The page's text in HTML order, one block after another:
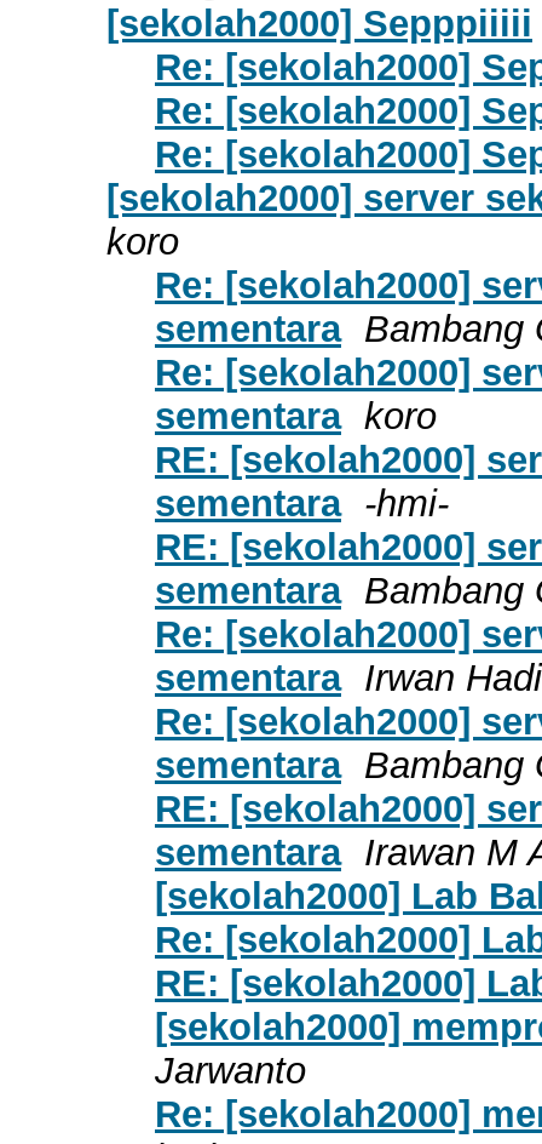
[sekolah2000] Sepppiiiii
Re: [sekolah2000]
Re: [sekolah2000]
Re: [sekolah2000]
[sekolah2000] server
koro
Re: [sekolah2000]
sementara Bambang
Re: [sekolah2000]
sementara koro
RE: [sekolah2000]
sementara -hmi-
RE: [sekolah2000]
sementara Bambang
Re: [sekolah2000]
sementara Irwan Hadi
Re: [sekolah2000]
sementara Bambang
RE: [sekolah2000]
sementara Irawan M
[sekolah2000] Lab
Re: [sekolah2000]
RE: [sekolah2000]
[sekolah2000]
Jarwanto
Re: [sekolah2000]